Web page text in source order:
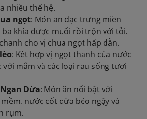
nhiều thế hệ.
ngọt: Món ăn đặc trưng miền
ba khía được muối rồi trộn với tỏi,
cho vị chua ngọt hấp dẫn.
: Kết hợp vị ngọt thanh của nước
với mắm và các loại rau sống tươi
Dừa: Món ăn nổi bật với
nước cốt dừa béo ngậy và
rụm.